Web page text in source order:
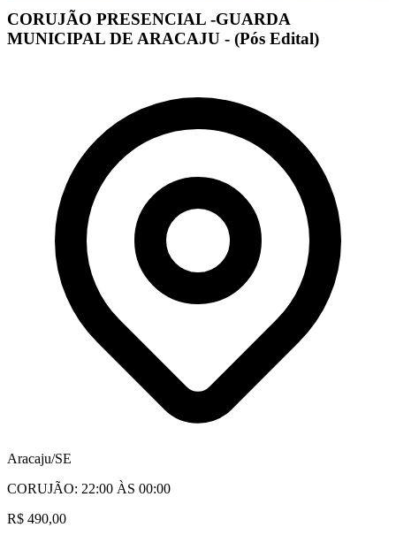
CORUJÃO PRESENCIAL -GUARDA
MUNICIPAL DE ARACAJU - (Pós Edital)
Aracaju/SE
CORUJÃO: 22:00 ÀS 00:00
R$ 490,00